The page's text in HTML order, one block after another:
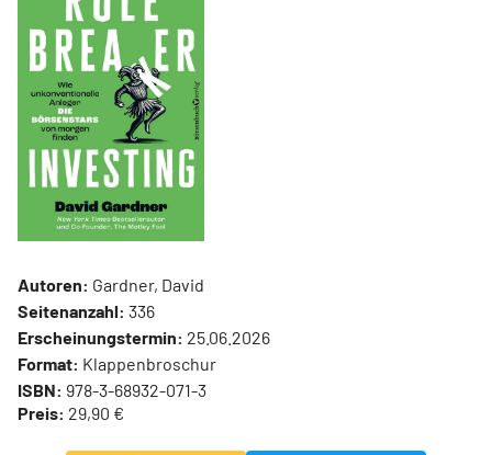
Autoren: Gardner, David
Seitenanzahl: 336
Erscheinungstermin: 25.06.2026
Format: Klappenbroschur
ISBN: 978-3-68932-071-3
Preis: 29,90 €